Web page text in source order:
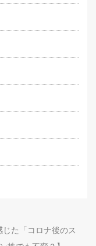
た「コロナ後のス